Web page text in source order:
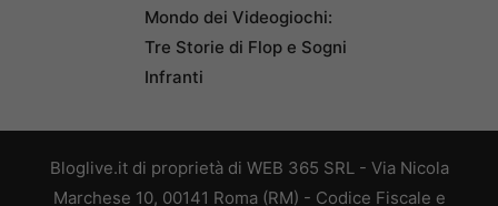
Mondo dei Videogiochi:
Tre Storie di Flop e Sogni
Infranti
Bloglive.it di proprietà di WEB 365 SRL - Via Nicola
Marchese 10, 00141 Roma (RM) - Codice Fiscale e